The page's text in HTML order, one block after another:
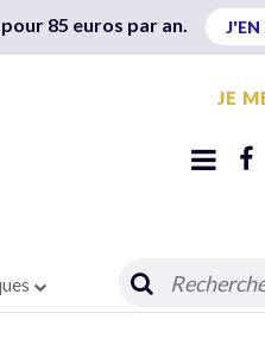
85 euros par an. J'EN
JE